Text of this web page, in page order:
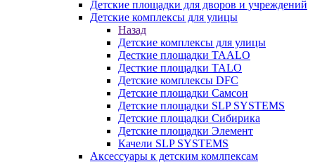
Детские площадки для дворов и учреждений
Детские комплексы для улицы
Назад
Детские комплексы для улицы
Десткие площадки TAALO
Десткие площадки TALO
Детские комплексы DFC
Детские площадки Самсон
Детские площадки SLP SYSTEMS
Детские площадки Сибирика
Детские площадки Элемент
Качели SLP SYSTEMS
Аксессуары к детским комлпексам